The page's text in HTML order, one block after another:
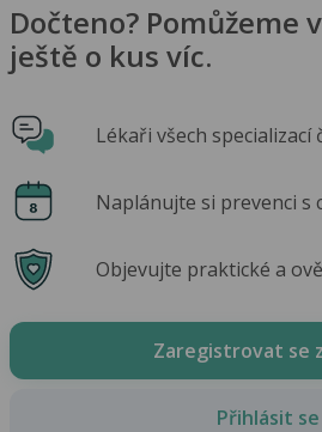
Dočteno? Pomůžeme
ještě o kus víc.
Lékaři všech specializací
Naplánujte si prevenci s
Objevujte praktické a
Zaregistrovat se
Přihlásit se